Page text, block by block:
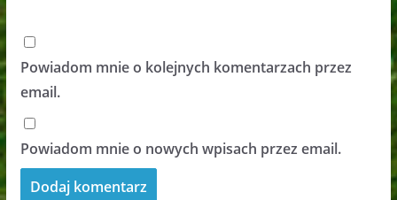
Powiadom mnie o kolejnych komentarzach przez
email.
Powiadom mnie o nowych wpisach przez email.